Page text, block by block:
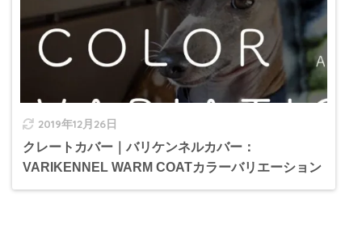
2019年12月26日
クレートカバー｜バリケンネルカバー：
VARIKENNEL WARM COATカラーバリエーション